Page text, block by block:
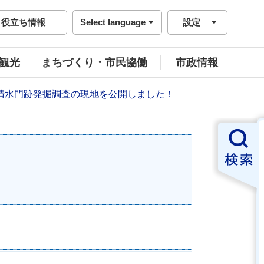
役立ち情報 Select language 設定
光 まちづくり・市民協働 市政情報
水門跡発掘調査の現地を公開しました！